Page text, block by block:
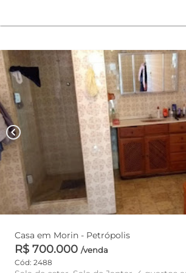
chevron_left
Casa em Morin - Petrópolis
R$ 700.000 /venda
Cód: 2488